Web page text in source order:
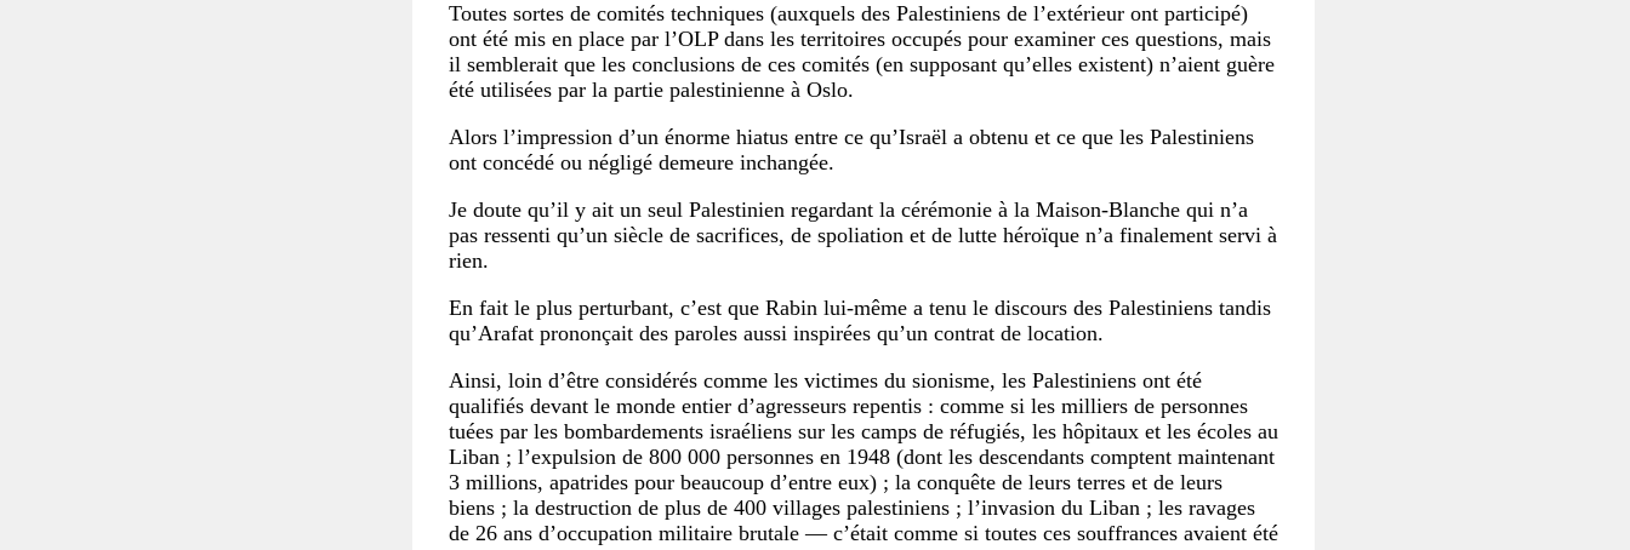
Toutes sortes de comités techniques (auxquels des Palestiniens de l’extérieur ont participé)
ont été mis en place par l’OLP dans les territoires occupés pour examiner ces questions, mais
il semblerait que les conclusions de ces comités (en supposant qu’elles existent) n’aient guère
été utilisées par la partie palestinienne à Oslo.
Alors l’impression d’un énorme hiatus entre ce qu’Israël a obtenu et ce que les Palestiniens
ont concédé ou négligé demeure inchangée.
Je doute qu’il y ait un seul Palestinien regardant la cérémonie à la Maison-Blanche qui n’a
pas ressenti qu’un siècle de sacrifices, de spoliation et de lutte héroïque n’a finalement servi à
rien.
En fait le plus perturbant, c’est que Rabin lui-même a tenu le discours des Palestiniens tandis
qu’Arafat prononçait des paroles aussi inspirées qu’un contrat de location.
Ainsi, loin d’être considérés comme les victimes du sionisme, les Palestiniens ont été
qualifiés devant le monde entier d’agresseurs repentis : comme si les milliers de personnes
tuées par les bombardements israéliens sur les camps de réfugiés, les hôpitaux et les écoles au
Liban ; l’expulsion de 800 000 personnes en 1948 (dont les descendants comptent maintenant
3 millions, apatrides pour beaucoup d’entre eux) ; la conquête de leurs terres et de leurs
biens ; la destruction de plus de 400 villages palestiniens ; l’invasion du Liban ; les ravages
de 26 ans d’occupation militaire brutale — c’était comme si toutes ces souffrances avaient été